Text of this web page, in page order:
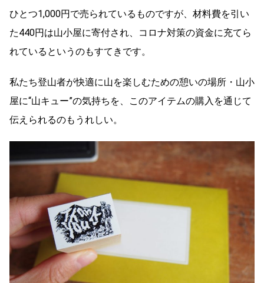
ひとつ1,000円で売られているものですが、材料費を引い
た440円は山小屋に寄付され、コロナ対策の資金に充てら
れているというのもすてきです。
私たち登山者が快適に山を楽しむための憩いの場所・山小
屋に“山キュー”の気持ちを、このアイテムの購入を通じて
伝えられるのもうれしい。